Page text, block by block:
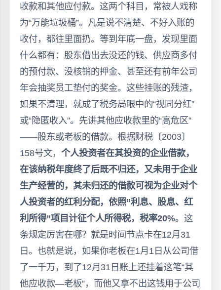
收款和其他应付款。这两个科目，常被人戏称
为“万能垃圾桶”。凡是说不清楚、不好入账的
收付，都往里面扔。等到年底一盘，发现里面
什么都有：股东借出去没还的钱、供应商多付
的预付款、没核销的押金、甚至还有前年公司
年会抽奖员工垫付的奖金。这些挂账的残渣，
如果不清理，就成了税务局眼中的“视同分红”
或“隐匿收入”。先讲其他应收款里的“高危区”
——股东或老板的借款。根据财税〔2003〕
158号文， 个人投资者在其投资的企业借款，
在该纳税年度终了后既不归还，又未用于企业
生产经营的，其未归还的借款可视为企业对个
人投资者的红利分配，依照“利息、股息、红
利所得”项目计征个人所得税，税率20%。这
条规定厉害在哪？就是时间节点卡在12月31
日。也就是说，如果你老板在1月1日从公司借
了一千万，到了12月31日账上还挂着这笔“其
他应收款—老板”，而他又拿不出这钱用于公司